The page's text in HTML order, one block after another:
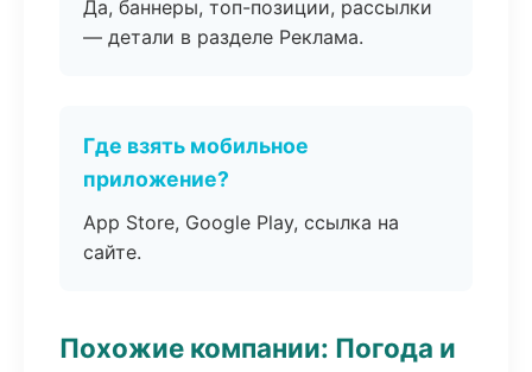
Да, баннеры, топ-позиции, рассылки
— детали в разделе Реклама.
Где взять мобильное
приложение?
App Store, Google Play, ссылка на
сайте.
Похожие компании: Погода и